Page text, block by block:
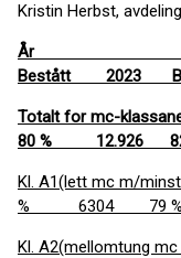
Kristin Herbst,
År
Bestått 2023
Totalt for
80 % 12.926
Kl. A1(lett mc
% 6304 79 %
Kl.